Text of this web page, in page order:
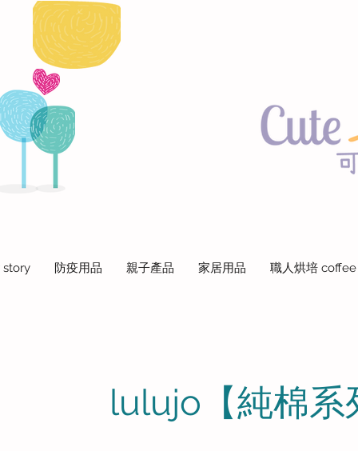
story 防疫用品 親子產品 家居用品 職人烘培 coffee
lulujo【純棉系